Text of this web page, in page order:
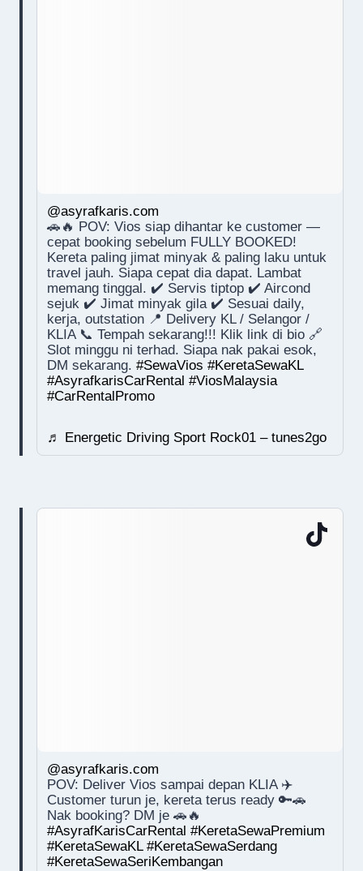
@asyrafkaris.com
🚗🔥 POV: Vios siap dihantar ke customer —
cepat booking sebelum FULLY BOOKED!
Kereta paling jimat minyak & paling laku untuk
travel jauh. Siapa cepat dia dapat. Lambat
memang tinggal. ✔️ Servis tiptop ✔️ Aircond
sejuk ✔️ Jimat minyak gila ✔️ Sesuai daily,
kerja, outstation 📍 Delivery KL / Selangor /
KLIA 📞 Tempah sekarang!!! Klik link di bio 🔗
Slot minggu ni terhad. Siapa nak pakai esok,
DM sekarang. #SewaVios #KeretaSewaKL
#AsyrafkarisCarRental #ViosMalaysia
#CarRentalPromo
♬ Energetic Driving Sport Rock01 – tunes2go
@asyrafkaris.com
POV: Deliver Vios sampai depan KLIA ✈️
Customer turun je, kereta terus ready 🔑🚗
Nak booking? DM je 🚗🔥
#AsyrafKarisCarRental #KeretaSewaPremium
#KeretaSewaKL #KeretaSewaSerdang
#KeretaSewaSeriKembangan